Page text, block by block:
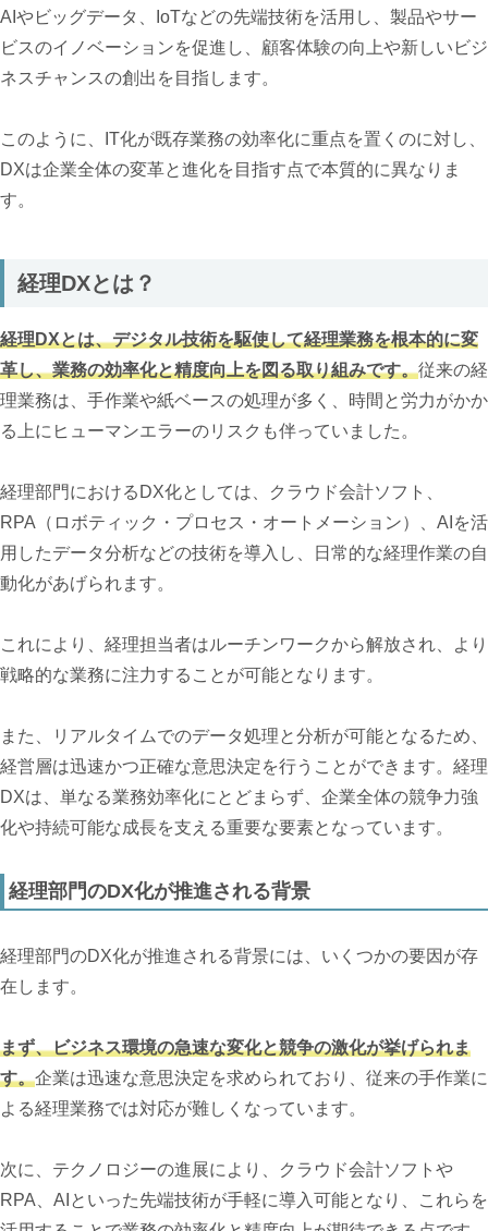
AIやビッグデータ、IoTなどの先端技術を活用し、製品やサー
ビスのイノベーションを促進し、顧客体験の向上や新しいビジ
ネスチャンスの創出を目指します。
このように、IT化が既存業務の効率化に重点を置くのに対し、
DXは企業全体の変革と進化を目指す点で本質的に異なりま
す。
経理DXとは？
経理DXとは、デジタル技術を駆使して経理業務を根本的に変
革し、業務の効率化と精度向上を図る取り組みです。従来の経
理業務は、手作業や紙ベースの処理が多く、時間と労力がかか
る上にヒューマンエラーのリスクも伴っていました。
経理部門におけるDX化としては、クラウド会計ソフト、
RPA（ロボティック・プロセス・オートメーション）、AIを活
用したデータ分析などの技術を導入し、日常的な経理作業の自
動化があげられます。
これにより、経理担当者はルーチンワークから解放され、より
戦略的な業務に注力することが可能となります。
また、リアルタイムでのデータ処理と分析が可能となるため、
経営層は迅速かつ正確な意思決定を行うことができます。経理
DXは、単なる業務効率化にとどまらず、企業全体の競争力強
化や持続可能な成長を支える重要な要素となっています。
経理部門のDX化が推進される背景
経理部門のDX化が推進される背景には、いくつかの要因が存
在します。
まず、ビジネス環境の急速な変化と競争の激化が挙げられま
す。企業は迅速な意思決定を求められており、従来の手作業に
よる経理業務では対応が難しくなっています。
次に、テクノロジーの進展により、クラウド会計ソフトや
RPA、AIといった先端技術が手軽に導入可能となり、これらを